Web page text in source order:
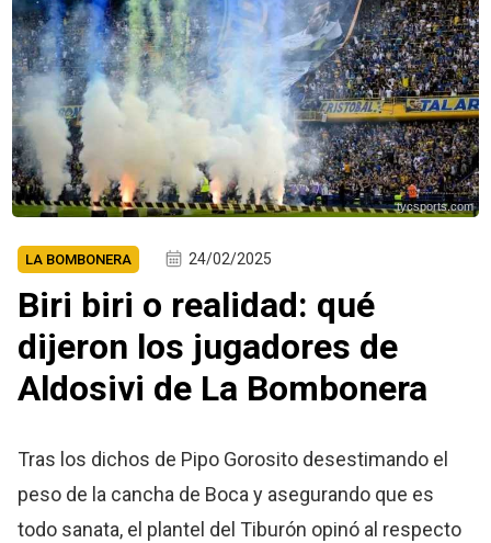
tycsports.com
LA BOMBONERA 24/02/2025
Biri biri o realidad: qué
dijeron los jugadores de
Aldosivi de La Bombonera
Tras los dichos de Pipo Gorosito desestimando el
peso de la cancha de Boca y asegurando que es
todo sanata, el plantel del Tiburón opinó al respecto